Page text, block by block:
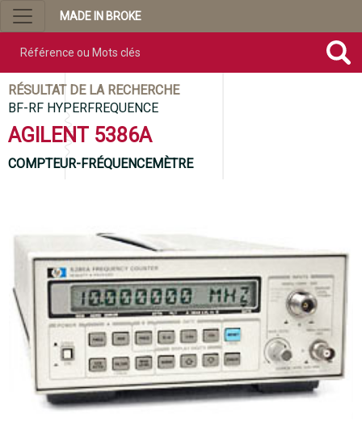
MADE IN BROKE
RÉSULTAT DE LA RECHERCHE
BF-RF HYPERFREQUENCE
AGILENT 5386A
COMPTEUR-FRÉQUENCEMÈTRE